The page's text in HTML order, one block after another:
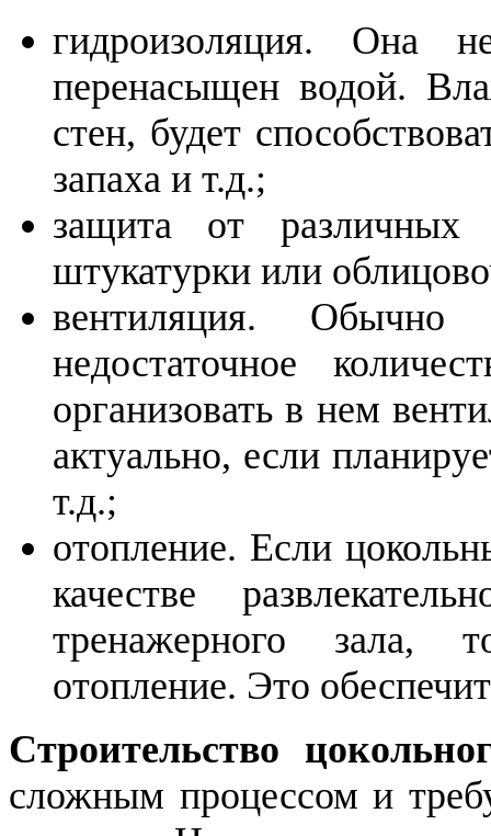
гидроизоляция. Она
перенасыщен водой.
стен, будет
запаха и т.д.;
защита от
штукатурки или
вентиляция.
недостаточное
организовать в нем
актуально, если
т.д.;
отопление. Если
качестве
тренажерного зала,
отопление. Это
Строительство
сложным процессом и